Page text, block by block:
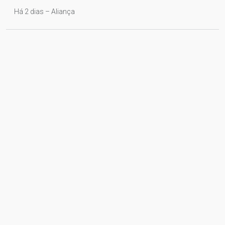
Há 2 dias – Aliança